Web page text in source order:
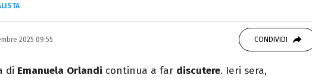
mia vita non possono mancare, il silenzio, il mare e Il Libro
sul comodino, insieme a un romanzo di Zafon.
2025 09:55 CONDIVIDI
di Emanuela Orlandi continua a far discutere. Ieri sera,